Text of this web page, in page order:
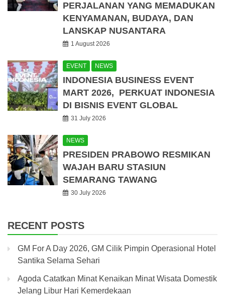
PERJALANAN YANG MEMADUKAN
KENYAMANAN, BUDAYA, DAN
LANSKAP NUSANTARA
1 August 2026
EVENT NEWS
INDONESIA BUSINESS EVENT
MART 2026, PERKUAT INDONESIA
DI BISNIS EVENT GLOBAL
31 July 2026
NEWS
PRESIDEN PRABOWO RESMIKAN
WAJAH BARU STASIUN
SEMARANG TAWANG
30 July 2026
RECENT POSTS
GM For A Day 2026, GM Cilik Pimpin Operasional Hotel
Santika Selama Sehari
Agoda Catatkan Minat Kenaikan Minat Wisata Domestik
Jelang Libur Hari Kemerdekaan